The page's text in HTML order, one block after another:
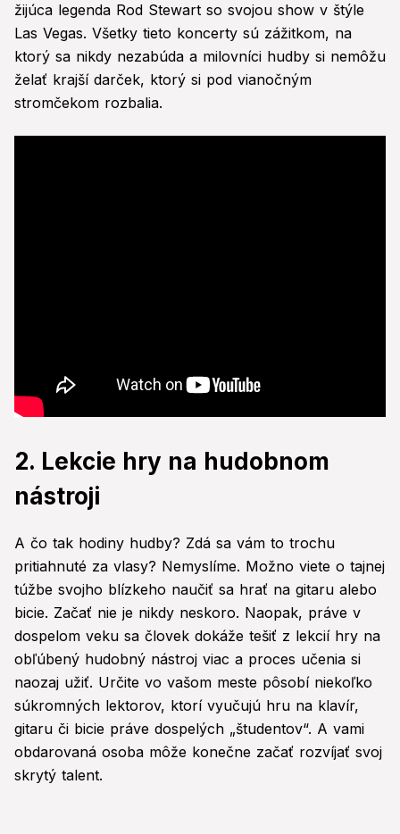
žijúca legenda Rod Stewart so svojou show v štýle
Las Vegas. Všetky tieto koncerty sú zážitkom, na
ktorý sa nikdy nezabúda a milovníci hudby si nemôžu
želať krajší darček, ktorý si pod vianočným
stromčekom rozbalia.
2. Lekcie hry na hudobnom
nástroji
A čo tak hodiny hudby? Zdá sa vám to trochu
pritiahnuté za vlasy? Nemyslíme. Možno viete o tajnej
túžbe svojho blízkeho naučiť sa hrať na gitaru alebo
bicie. Začať nie je nikdy neskoro. Naopak, práve v
dospelom veku sa človek dokáže tešiť z lekcií hry na
obľúbený hudobný nástroj viac a proces učenia si
naozaj užiť. Určite vo vašom meste pôsobí niekoľko
súkromných lektorov, ktorí vyučujú hru na klavír,
gitaru či bicie práve dospelých „študentov“. A vami
obdarovaná osoba môže konečne začať rozvíjať svoj
skrytý talent.